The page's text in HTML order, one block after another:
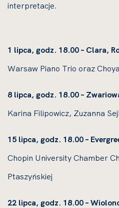
interpretacje.
1 lipca, godz. 18.00 – Clara,
Warsaw Piano Trio oraz
8 lipca, godz. 18.00 –
Karina Filipowicz, Zuzanna
15 lipca, godz. 18.00 –
Chopin University Chamber
Ptaszyńskiej
22 lipca, godz. 18.00 –